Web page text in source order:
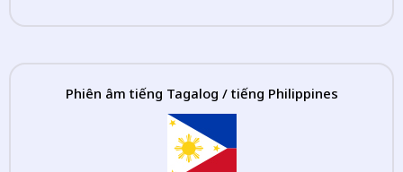
Phiên âm tiếng Tagalog / tiếng Philippines